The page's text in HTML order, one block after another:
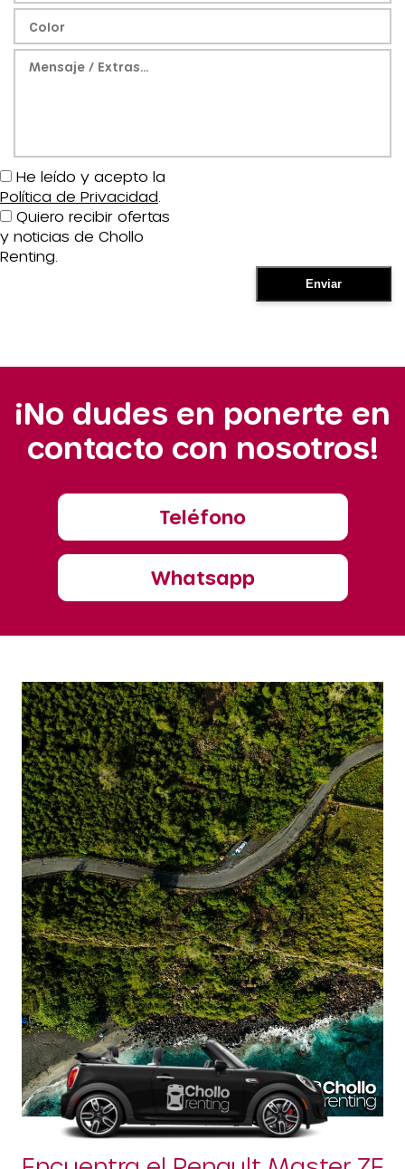
He leído y acepto la
Política de Privacidad
Quiero recibir ofertas
y noticias de Chollo
Renting.
¡No dudes en ponerte en
contacto con nosotros!
Teléfono
Whatsapp